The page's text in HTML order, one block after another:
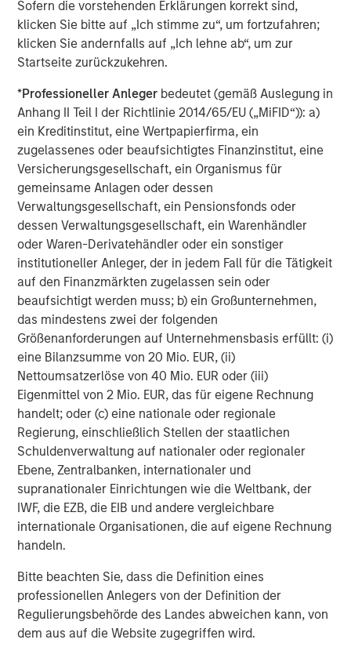
Sofern die vorstehenden Erklärungen korrekt sind,
klicken Sie bitte auf „Ich stimme zu“, um fortzufahren;
klicken Sie andernfalls auf „Ich lehne ab“, um zur
Startseite zurückzukehren.
*Professioneller Anleger bedeutet (gemäß Auslegung in
Anhang II Teil I der Richtlinie 2014/65/EU („MiFID“)): a)
ein Kreditinstitut, eine Wertpapierfirma, ein
zugelassenes oder beaufsichtigtes Finanzinstitut, eine
Versicherungsgesellschaft, ein Organismus für
gemeinsame Anlagen oder dessen
Verwaltungsgesellschaft, ein Pensionsfonds oder
dessen Verwaltungsgesellschaft, ein Warenhändler
oder Waren-Derivatehändler oder ein sonstiger
institutioneller Anleger, der in jedem Fall für die Tätigkeit
auf den Finanzmärkten zugelassen sein oder
beaufsichtigt werden muss; b) ein Großunternehmen,
das mindestens zwei der folgenden
Größenanforderungen auf Unternehmensbasis erfüllt: (i)
eine Bilanzsumme von 20 Mio. EUR, (ii)
Nettoumsatzerlöse von 40 Mio. EUR oder (iii)
Eigenmittel von 2 Mio. EUR, das für eigene Rechnung
handelt; oder (c) eine nationale oder regionale
Regierung, einschließlich Stellen der staatlichen
Schuldenverwaltung auf nationaler oder regionaler
Ebene, Zentralbanken, internationaler und
supranationaler Einrichtungen wie die Weltbank, der
IWF, die EZB, die EIB und andere vergleichbare
internationale Organisationen, die auf eigene Rechnung
handeln.
Bitte beachten Sie, dass die Definition eines
professionellen Anlegers von der Definition der
Regulierungsbehörde des Landes abweichen kann, von
dem aus auf die Website zugegriffen wird.
Morgan Stanley Energy Partners, the energy-focused
private equity business of Morgan Stanley Investment
Management, is a leading energy private equity platform
that makes privately negotiated equity and equity-related
North America. Morgan Stanley Energy Partners pursues
a differentiated investment strategy, focused on the
buyout and build-up of strategically attractive,
established energy businesses across the energy value
chain in partnership with world-class management
teams. For further information about Morgan Stanley
Energy Partners, please visit
www.morganstanley.com/im/energypartners.
About Morgan Stanley Investment Management
Morgan Stanley Investment Management, together with
its investment advisory affiliates, has more than 600
investment professionals around the world and $469
billion in assets under management or supervision as of
March 31, 2018. Morgan Stanley Investment Management
strives to provide outstanding long-term investment
performance, service, and a comprehensive suite of
investment management solutions to a diverse client
base, which includes governments, institutions,
corporations, and individuals worldwide. For further
information about Morgan Stanley Investment
Management, please visitwww.morganstanley.com/im.
About Morgan Stanley
Morgan Stanley (NYSE: MS) is a leading global financial
services firm providing investment banking, securities,